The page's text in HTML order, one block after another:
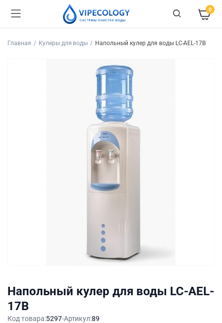
0
Главная Кулеры для воды Напольный кулер для воды LC-AEL-17B
Напольный кулер для воды LC-AEL-
17B
Код товара:5297 Артикул:89